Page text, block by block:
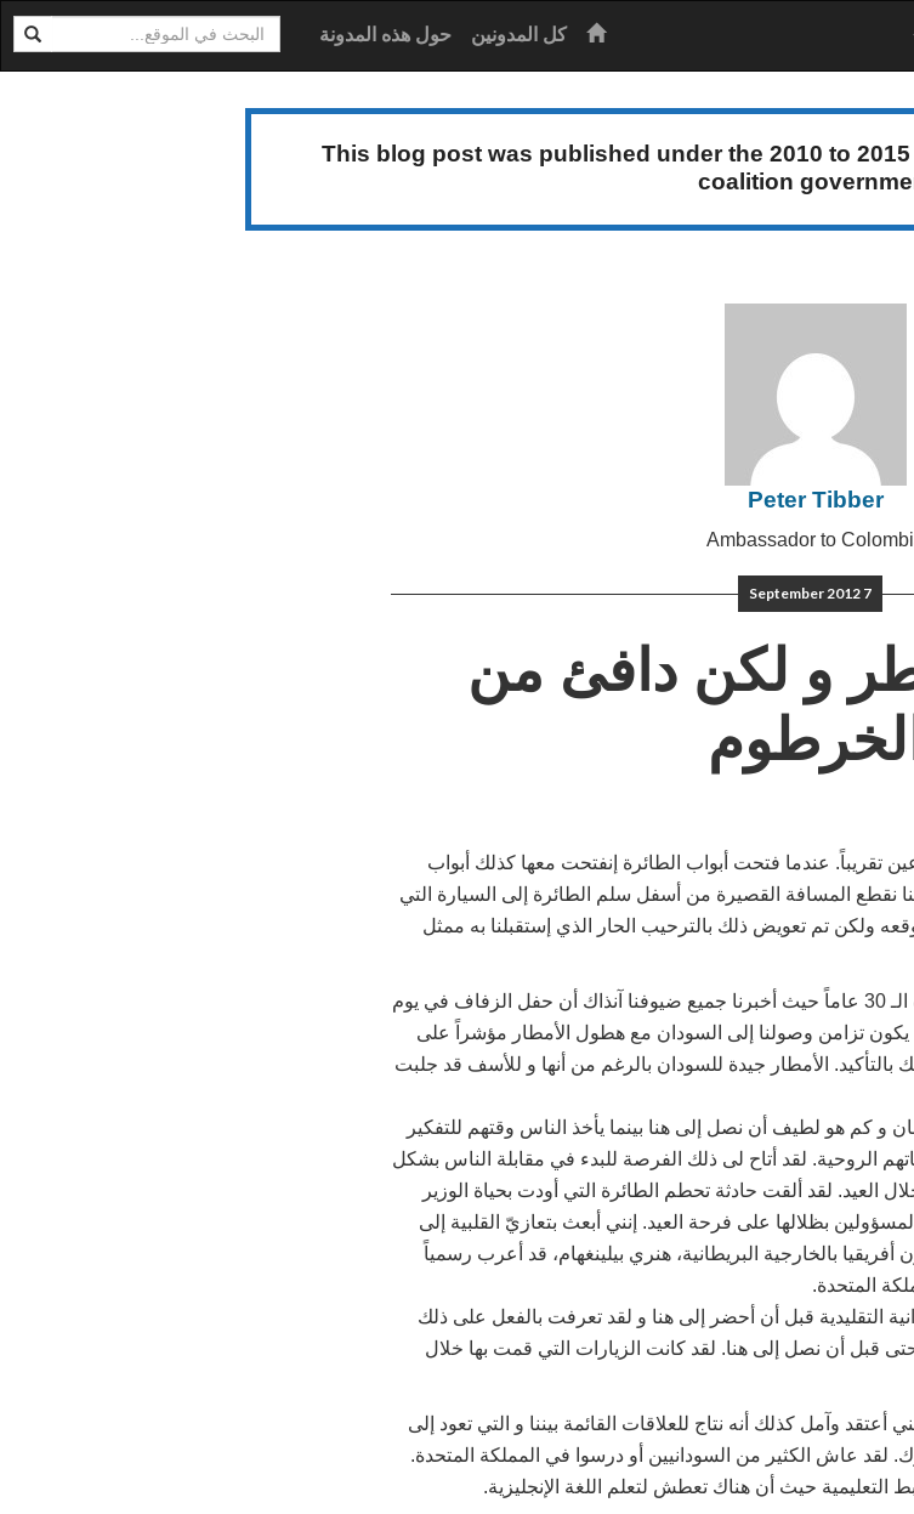
الرئيسية
كل المدونين حول هذه المدونة ابحث
This blog post was published under the 2010 to
coalition
Peter Tibber
Ambassador to
7 September 2012
و لكن دافئ من
الخرطوم
تقريباً. عندما فتحت أبواب الطائرة إنفتحت معها كذلك أبواب
كنا نقطع المسافة القصيرة من أسفل سلم الطائرة إلى السيارة التي
ولكن تم تعويض ذلك بالترحيب الحار الذي إستقبلنا به ممثل
لقد أمطرت كذلك في زواجنا منذ ما يقارب الـ 30 عاماً حيث أخبرنا جميع ضيوفنا آنذاك أن حفل الزفاف في يوم
تزامن وصولنا إلى السودان مع هطول الأمطار مؤشراً على
الأمطار جيدة للسودان بالرغم من أنها و للأسف قد جلبت
و كم هو لطيف أن نصل إلى هنا بينما يأخذ الناس وقتهم للتفكير
الروحية. لقد أتاح لى ذلك الفرصة للبدء في مقابلة الناس بشكل
لقد ألقت حادثة تحطم الطائرة التي أودت بحياة الوزير
بظلالها على فرحة العيد. إنني أبعث بتعازيّ القلبية إلى
بالخارجية البريطانية، هنري بيلينغهام، قد أعرب رسمياً
المتحدة.
التقليدية قبل أن أحضر إلى هنا و لقد تعرفت بالفعل على ذلك
قبل أن نصل إلى هنا. لقد كانت الزيارات التي قمت بها خلال
وآمل كذلك أنه نتاج للعلاقات القائمة بيننا و التي تعود إلى
لقد عاش الكثير من السودانيين أو درسوا في المملكة المتحدة.
التعليمية حيث أن هناك تعطش لتعلم اللغة الإنجليزية.